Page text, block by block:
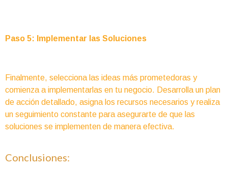
Paso 5: Implementar las Soluciones
Finalmente, selecciona las ideas más prometedoras y
comienza a implementarlas en tu negocio. Desarrolla un plan
de acción detallado, asigna los recursos necesarios y realiza
un seguimiento constante para asegurarte de que las
soluciones se implementen de manera efectiva.
Conclusiones: